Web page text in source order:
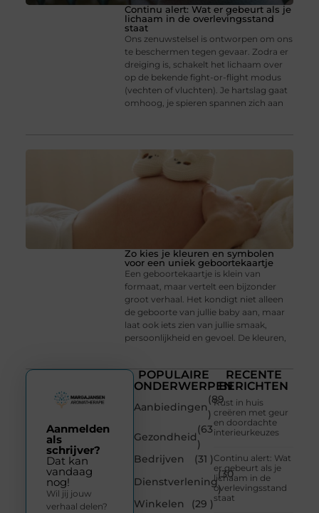
Continu alert: Wat er gebeurt als je
lichaam in de overlevingsstand
staat
Ons zenuwstelsel is ontworpen om ons
te beschermen tegen gevaar. Zodra er
dreiging is, schakelt het lichaam over
op de bekende fight-or-flight modus
(vechten of vluchten). Je hartslag gaat
omhoog, je spieren spannen zich aan
Zo kies je kleuren en symbolen
voor een uniek geboortekaartje
Een geboortekaartje is klein van
formaat, maar vertelt een bijzonder
groot verhaal. Het kondigt niet alleen
de geboorte van jullie baby aan, maar
laat ook iets zien van jullie smaak,
persoonlijkheid en gevoel. De kleuren,
POPULAIRE
ONDERWERPEN
Aanbiedingen
(89
)
Gezondheid
(63
)
Bedrijven
(31 )
Dienstverlening
(30
)
Winkelen
(29 )
RECENTE
BERICHTEN
Rust in huis
creëren met geur
en doordachte
interieurkeuzes
Continu alert: Wat
er gebeurt als je
lichaam in de
overlevingsstand
staat
Aanmelden
als
schrijver?
Dat kan
vandaag
nog!
Wil jij jouw
verhaal delen?